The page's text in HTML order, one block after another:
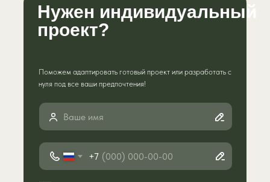
+7
Нужен индивидуальный
проект?
Поможем адаптировать готовый проект или разработать с
нуля под все ваши предпочтения!